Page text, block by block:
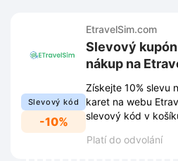
Slevový kód
-10%
EtravelSim.com
Slevový
nákup na
Získejte 10% slevu
karet na webu
slevový kód v
Platí do odvolání